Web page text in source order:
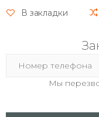
В закладки
Мы